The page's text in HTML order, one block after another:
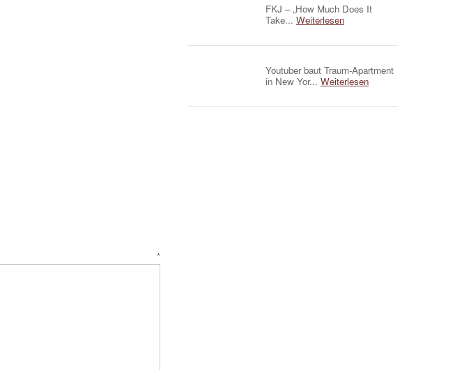
*
FKJ – „How Much Does It
Take... Weiterlesen
Youtuber baut Traum-Apartment
in New Yor... Weiterlesen